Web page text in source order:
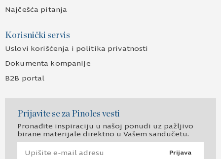
Najčešća pitanja
Korisnički servis
Uslovi korišćenja i politika privatnosti
Dokumenta kompanije
B2B portal
Prijavite se za Pinoles vesti
Pronađite inspiraciju u našoj ponudi uz pažljivo
birane materijale direktno u Vašem sandučetu.
Prijava